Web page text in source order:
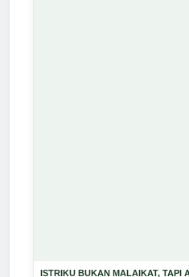
ISTRIKU BUKAN MALAIKAT, TAPI